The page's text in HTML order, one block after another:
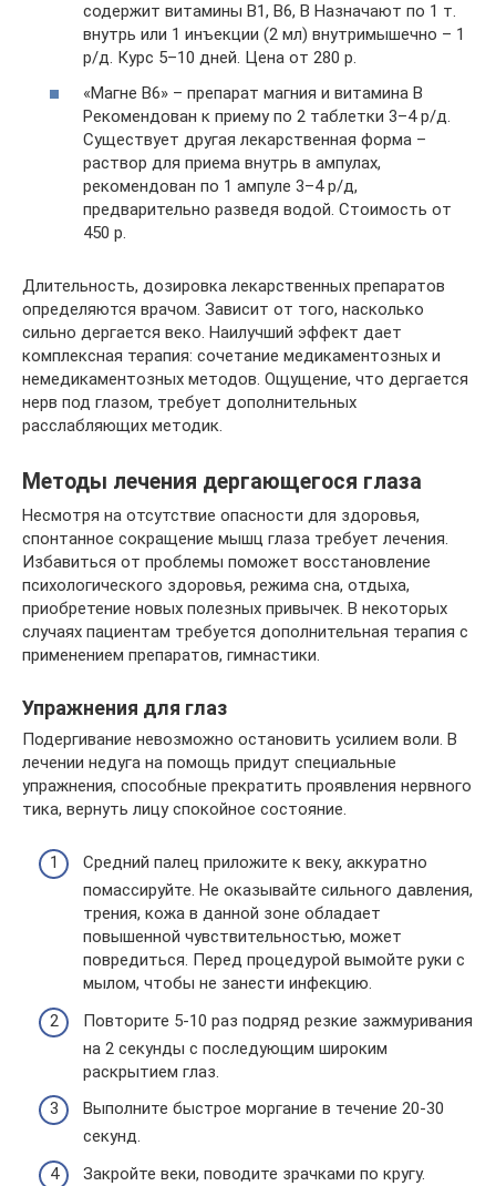
содержит витамины B1, B6, B Назначают по 1 т.
внутрь или 1 инъекции (2 мл) внутримышечно – 1
р/д. Курс 5–10 дней. Цена от 280 р.
«Магне B6» – препарат магния и витамина B
Рекомендован к приему по 2 таблетки 3–4 р/д.
Существует другая лекарственная форма –
раствор для приема внутрь в ампулах,
рекомендован по 1 ампуле 3–4 р/д,
предварительно разведя водой. Стоимость от
450 р.
Длительность, дозировка лекарственных препаратов
определяются врачом. Зависит от того, насколько
сильно дергается веко. Наилучший эффект дает
комплексная терапия: сочетание медикаментозных и
немедикаментозных методов. Ощущение, что дергается
нерв под глазом, требует дополнительных
расслабляющих методик.
Методы лечения дергающегося глаза
Несмотря на отсутствие опасности для здоровья,
спонтанное сокращение мышц глаза требует лечения.
Избавиться от проблемы поможет восстановление
психологического здоровья, режима сна, отдыха,
приобретение новых полезных привычек. В некоторых
случаях пациентам требуется дополнительная терапия с
применением препаратов, гимнастики.
Упражнения для глаз
Подергивание невозможно остановить усилием воли. В
лечении недуга на помощь придут специальные
упражнения, способные прекратить проявления нервного
тика, вернуть лицу спокойное состояние.
Средний палец приложите к веку, аккуратно
помассируйте. Не оказывайте сильного давления,
трения, кожа в данной зоне обладает
повышенной чувствительностью, может
повредиться. Перед процедурой вымойте руки с
мылом, чтобы не занести инфекцию.
Повторите 5-10 раз подряд резкие зажмуривания
на 2 секунды с последующим широким
раскрытием глаз.
Выполните быстрое моргание в течение 20-30
секунд.
Закройте веки, поводите зрачками по кругу.